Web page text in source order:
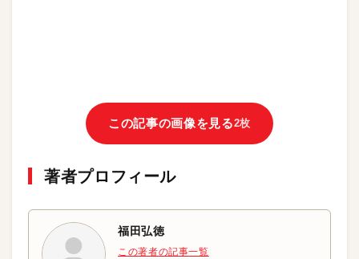
この記事の画像を見る2枚
著者プロフィール
福田弘徳
この著者の記事一覧